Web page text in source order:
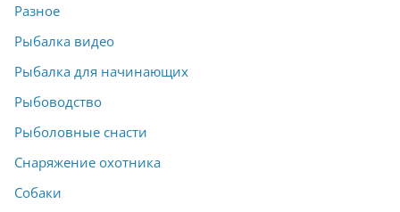
Разное
Рыбалка видео
Рыбалка для начинающих
Рыбоводство
Рыболовные снасти
Снаряжение охотника
Собаки